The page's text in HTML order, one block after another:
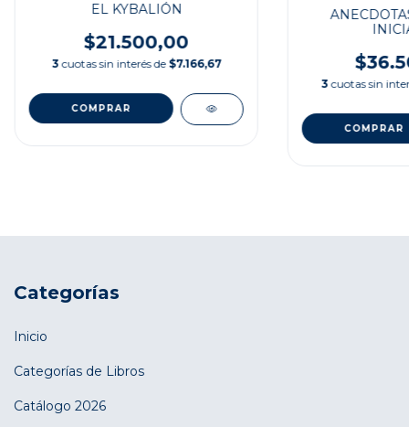
EL KYBALIÓN
$21.500,00
3 cuotas sin interés de $7.166,67
3 cuotas sin
Categorías
Inicio
Categorías de Libros
Catálogo 2026